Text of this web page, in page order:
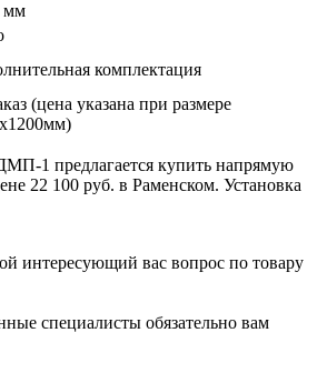
мм
комплектация
(цена указана при размере
1 предлагается купить напрямую
22 100 руб. в Раменском. Установка
интересующий вас вопрос по товару
специалисты обязательно вам